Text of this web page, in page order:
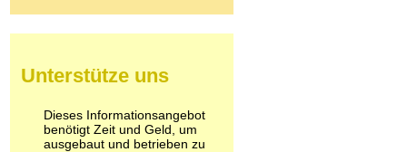
Pilze
Psychopharmaka
Schlafmittel
Schmerzmittel
Unterstütze uns
Dieses Informationsangebot
benötigt Zeit und Geld, um
ausgebaut und betrieben zu